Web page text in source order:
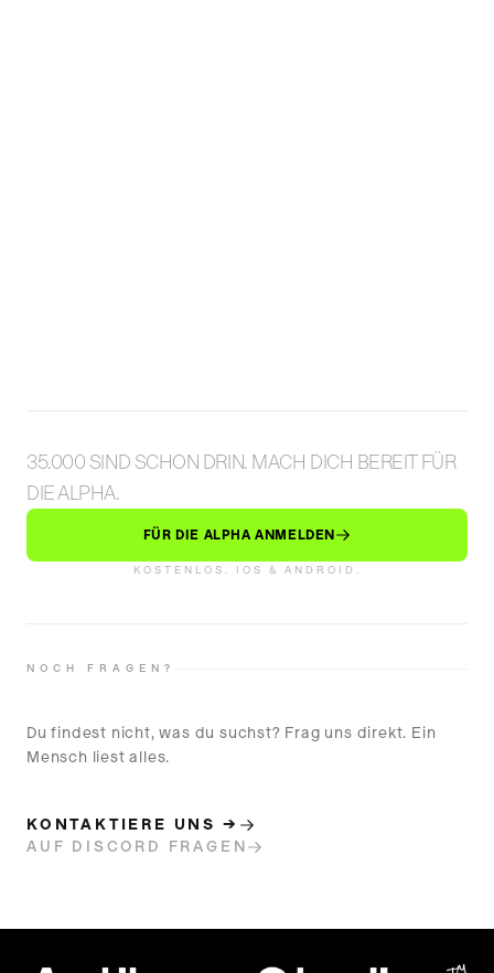
35.000 SIND SCHON DRIN. MACH DICH BEREIT FÜR
DIE ALPHA.
FÜR DIE ALPHA ANMELDEN
KOSTENLOS. IOS & ANDROID.
NOCH FRAGEN?
Du findest nicht, was du suchst? Frag uns direkt. Ein
Mensch liest alles.
KONTAKTIERE UNS →
AUF DISCORD FRAGEN